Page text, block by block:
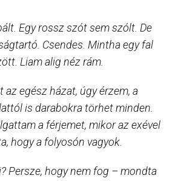
Egy rossz szót sem szólt. De
Csendes. Mintha egy fal
Liam alig néz rám.
az egész házat, úgy érzem, a
is darabokra törhet minden.
a férjemet, mikor az exével
hogy a folyosón vagyok.
Persze, hogy nem fog – mondta